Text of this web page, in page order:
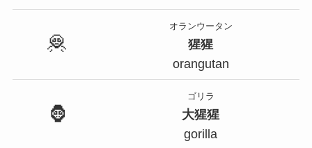
🦧
オランウータン
猩猩
orangutan
🦍
ゴリラ
大猩猩
gorilla